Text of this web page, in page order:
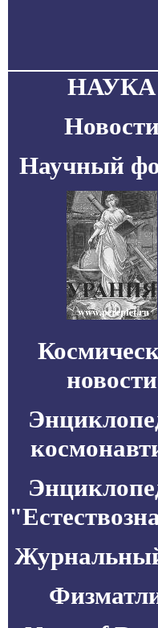
НАУКА
Новости
Научный
новости